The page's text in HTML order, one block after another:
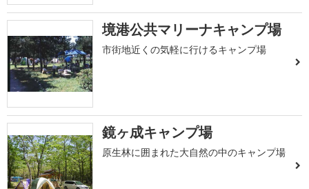
境港公共マリーナキャンプ場
市街地近くの気軽に行けるキャンプ場
鏡ヶ成キャンプ場
原生林に囲まれた大自然の中のキャンプ場